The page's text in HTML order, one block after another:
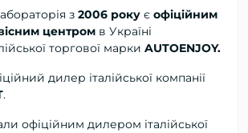
з 2006 року є офіційним
центром в Україні
торгової марки AUTOENJOY.
дилер італійської компанії
.
офіційним дилером італійської